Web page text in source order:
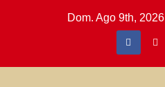
Dom. Ago 9th, 2026